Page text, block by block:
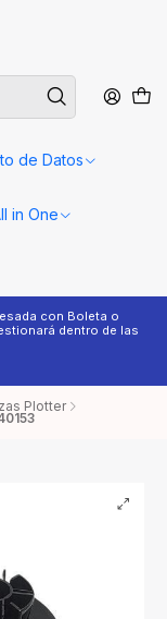
de Datos
in One
con Boleta o
dentro de las
Plotter